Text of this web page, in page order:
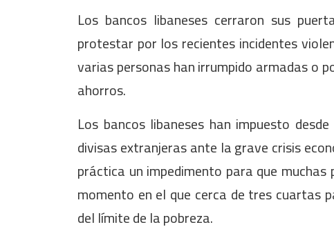
Los bancos libaneses cerraron sus
protestar por los recientes incidentes
varias personas han irrumpido armadas o
ahorros.
Los bancos libaneses han impuesto
divisas extranjeras ante la grave crisis
práctica un impedimento para que
momento en el que cerca de tres cuartas
del límite de la pobreza.